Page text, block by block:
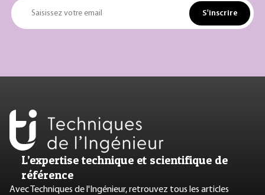
Saisissez votre email S'inscrire
L’expertise technique et scientifique de
référence
Avec Techniques de l'Ingénieur, retrouvez tous les articles